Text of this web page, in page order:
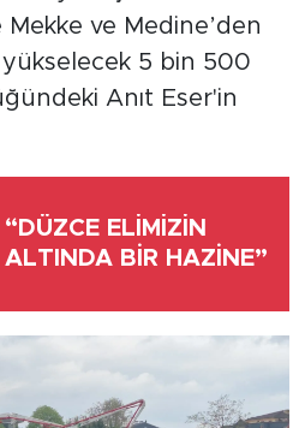
ve Medine’den
5 bin 500
Anıt Eser'in
“DÜZCE ELİMİZİN
ALTINDA BİR HAZİNE”